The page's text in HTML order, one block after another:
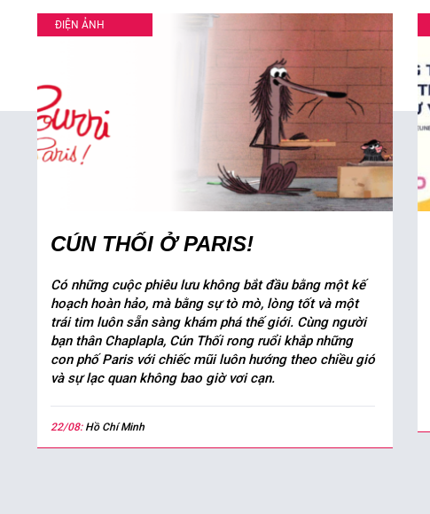
ĐIỆN ẢNH
CÚN THỐI Ở PARIS!
Có những cuộc phiêu lưu không bắt đầu bằng một kế
hoạch hoàn hảo, mà bằng sự tò mò, lòng tốt và một
trái tim luôn sẵn sàng khám phá thế giới. Cùng người
bạn thân Chaplapla, Cún Thối rong ruổi khắp những
con phố Paris với chiếc mũi luôn hướng theo chiều gió
và sự lạc quan không bao giờ vơi cạn.
22/08: Hồ Chí Minh